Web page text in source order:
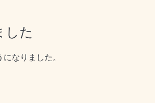
した
なりました。